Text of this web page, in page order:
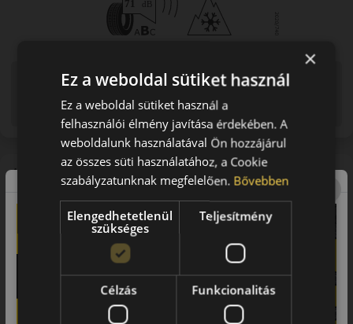
A mintázat
Arivo Winmaster ProX ARW 5
Figyelem a feltüntetett címke adatok tájékoztató
ellátott abroncs kerül kiszállításra.
×
Ez a weboldal sütiket használ
Ez a weboldal sütiket használ a
felhasználói élmény javítása érdekében. A
weboldalunk használatával Ön hozzájárul
az összes süti használatához, a Cookie
szabályzatunknak megfelelően. Bővebben
Elengedhetetlenül
szükséges
Teljesítmény
Célzás Funkcionalitás